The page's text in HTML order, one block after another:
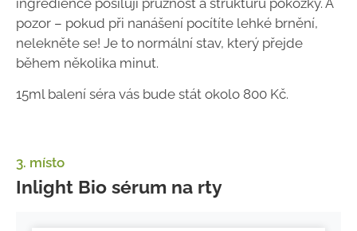
pozor – pokud při nanášení pocítíte lehké brnění,
nelekněte se! Je to normální stav, který přejde
během několika minut.
15ml balení séra vás bude stát okolo 800 Kč.
3. místo
Inlight Bio sérum na rty